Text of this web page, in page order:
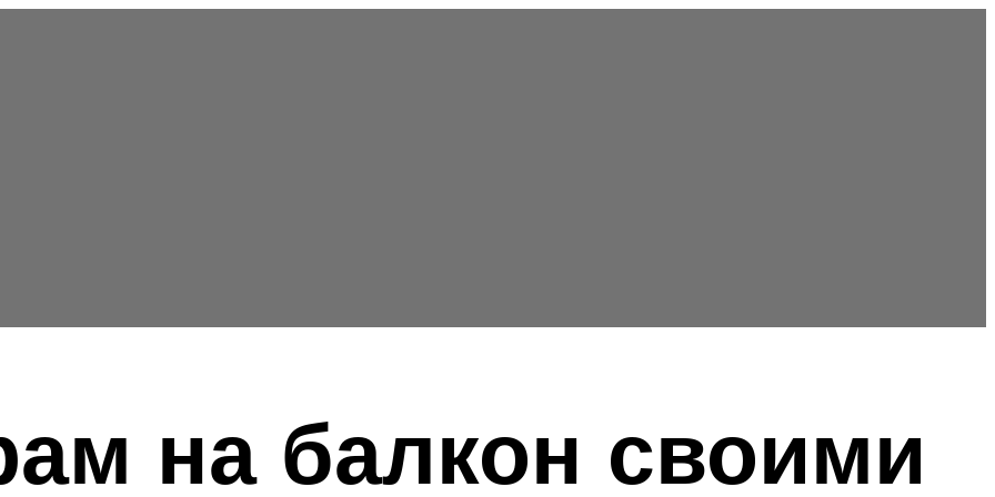
на балкон своими